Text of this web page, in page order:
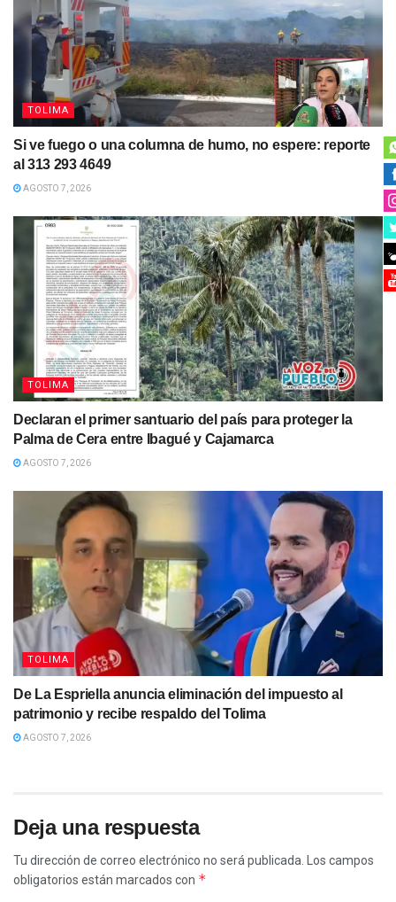
TOLIMA
Si ve fuego o una columna de humo, no espere: reporte
al 313 293 4649
AGOSTO 7, 2026
TOLIMA
Declaran el primer santuario del país para proteger la
Palma de Cera entre Ibagué y Cajamarca
AGOSTO 7, 2026
TOLIMA
De La Espriella anuncia eliminación del impuesto al
patrimonio y recibe respaldo del Tolima
AGOSTO 7, 2026
Deja una respuesta
Tu dirección de correo electrónico no será publicada.
Los campos
obligatorios están marcados con *